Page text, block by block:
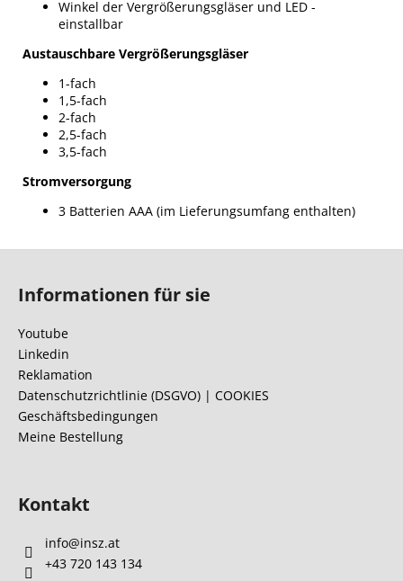
Winkel der Vergrößerungsgläser und LED -
einstallbar
Austauschbare Vergrößerungsgläser
1-fach
1,5-fach
2-fach
2,5-fach
3,5-fach
Stromversorgung
3 Batterien AAA (im Lieferungsumfang enthalten)
Informationen für sie
Youtube
Linkedin
Reklamation
Datenschutzrichtlinie (DSGVO) | COOKIES
Geschäftsbedingungen
Meine Bestellung
Kontakt
info@insz.at
+43 720 143 134